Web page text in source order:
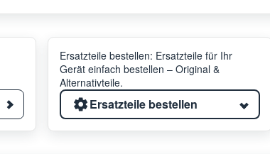
Ersatzteile bestellen: Ersatzteile für Ihr
Gerät einfach bestellen – Original &
Alternativteile.
Ersatzteile bestellen